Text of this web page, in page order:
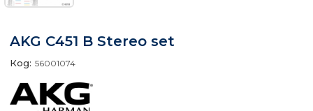
AKG C451 B Stereo set
Код: 56001074